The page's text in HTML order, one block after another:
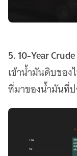
5. 10-Year
เข้าน้ำมันดิบของ
ที่มาของน้ำมันที่